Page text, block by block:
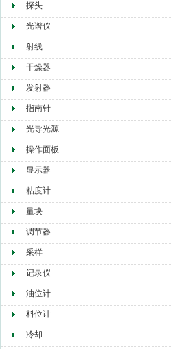
探头
光谱仪
射线
干燥器
发射器
指南针
光导光源
操作面板
显示器
粘度计
量块
调节器
采样
记录仪
油位计
料位计
冷却